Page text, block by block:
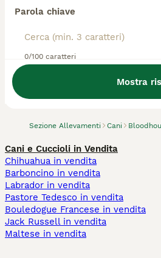
Parola chiave
0/100 caratteri
Mostra
Sezione Allevamenti Cani
Abbiamo trovato 0
Bloodhound,
Cani e Cuccioli in Vendita
Chihuahua in vendita
Barboncino in vendita
Labrador in vendita
Pastore Tedesco in vendita
Bouledogue Francese in vendita
Jack Russell in vendita
Maltese in vendita